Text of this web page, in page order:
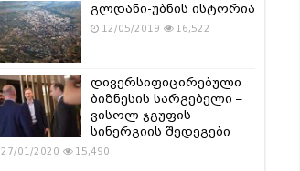
გლდანი-უბნის ისტორია
12/05/2019 16,522
დივერსიფიცირებული
ბიზნესის სარგებელი –
ვისოლ ჯგუფის
სინერგიის შედეგები
27/01/2020 15,490